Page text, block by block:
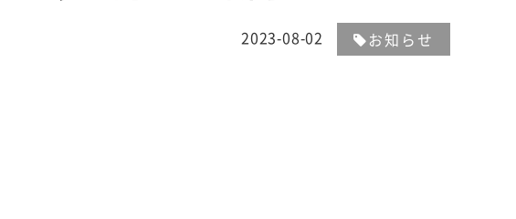
2023-08-02 お知らせ